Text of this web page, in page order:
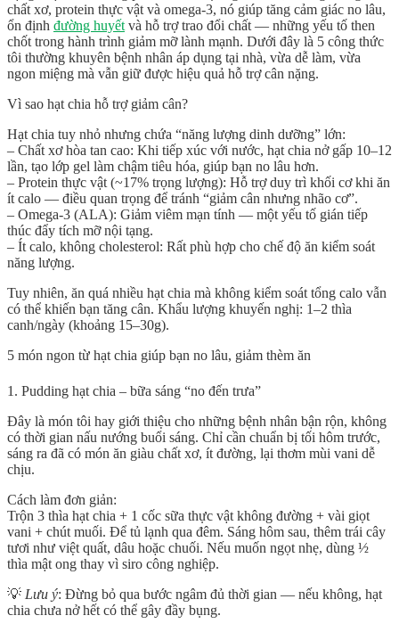
chất xơ, protein thực vật và omega-3, nó giúp tăng cảm giác no lâu,
ổn định đường huyết và hỗ trợ trao đổi chất — những yếu tố then
chốt trong hành trình giảm mỡ lành mạnh. Dưới đây là 5 công thức
tôi thường khuyên bệnh nhân áp dụng tại nhà, vừa dễ làm, vừa
ngon miệng mà vẫn giữ được hiệu quả hỗ trợ cân nặng.
Vì sao hạt chia hỗ trợ giảm cân?
Hạt chia tuy nhỏ nhưng chứa “năng lượng dinh dưỡng” lớn:
– Chất xơ hòa tan cao: Khi tiếp xúc với nước, hạt chia nở gấp 10–12
lần, tạo lớp gel làm chậm tiêu hóa, giúp bạn no lâu hơn.
– Protein thực vật (~17% trọng lượng): Hỗ trợ duy trì khối cơ khi ăn
ít calo — điều quan trọng để tránh “giảm cân nhưng nhão cơ”.
– Omega-3 (ALA): Giảm viêm mạn tính — một yếu tố gián tiếp
thúc đẩy tích mỡ nội tạng.
– Ít calo, không cholesterol: Rất phù hợp cho chế độ ăn kiểm soát
năng lượng.
Tuy nhiên, ăn quá nhiều hạt chia mà không kiểm soát tổng calo vẫn
có thể khiến bạn tăng cân. Khẩu lượng khuyến nghị: 1–2 thìa
canh/ngày (khoảng 15–30g).
5 món ngon từ hạt chia giúp bạn no lâu, giảm thèm ăn
1. Pudding hạt chia – bữa sáng “no đến trưa”
Đây là món tôi hay giới thiệu cho những bệnh nhân bận rộn, không
có thời gian nấu nướng buổi sáng. Chỉ cần chuẩn bị tối hôm trước,
sáng ra đã có món ăn giàu chất xơ, ít đường, lại thơm mùi vani dễ
chịu.
Cách làm đơn giản:
Trộn 3 thìa hạt chia + 1 cốc sữa thực vật không đường + vài giọt
vani + chút muối. Để tủ lạnh qua đêm. Sáng hôm sau, thêm trái cây
tươi như việt quất, dâu hoặc chuối. Nếu muốn ngọt nhẹ, dùng ½
thìa mật ong thay vì siro công nghiệp.
💡 Lưu ý: Đừng bỏ qua bước ngâm đủ thời gian — nếu không, hạt
chia chưa nở hết có thể gây đầy bụng.